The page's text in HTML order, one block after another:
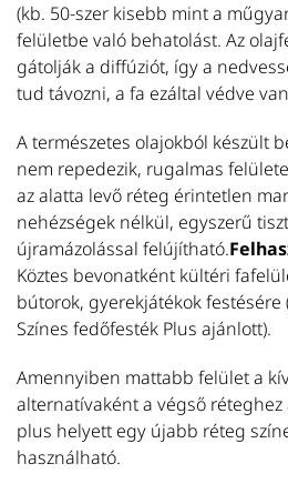
(kb. 50-szer kisebb mint a
felületbe való behatolást. Az
gátolják a diffúziót, így a
tud távozni, a fa ezáltal védve
A természetes olajokból készült
nem repedezik, rugalmas
az alatta levő réteg érintetlen
nehézségek nélkül, egyszerű
újramázolással felújítható.
Köztes bevonatként kültéri
bútorok, gyerekjátékok
Színes fedőfesték Plus ajánlott).
Amennyiben mattabb felület a
alternatívaként a végső
plus helyett egy újabb réteg
használható.